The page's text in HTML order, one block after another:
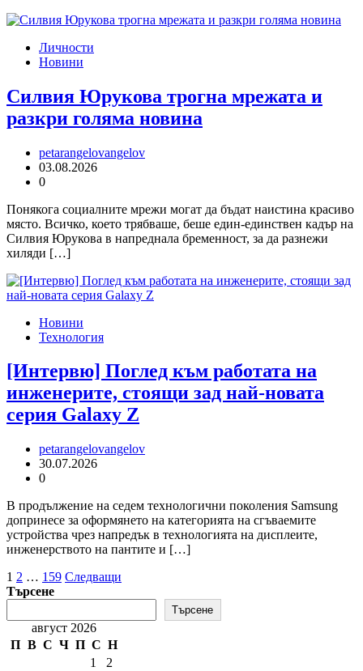
Личности
Новини
Силвия Юрукова трогна мрежата и
разкри голяма новина
petarangelovangelov
03.08.2026
0
Понякога социалните мрежи могат да бъдат наистина красиво
място. Всичко, което трябваше, беше един-единствен кадър на
Силвия Юрукова в напреднала бременност, за да разнежи
хиляди […]
Новини
Технология
[Интервю] Поглед към работата на
инженерите, стоящи зад най-новата
серия Galaxy Z
petarangelovangelov
30.07.2026
0
В продължение на седем технологични поколения Samsung
допринесе за оформянето на категорията на сгъваемите
устройства чрез напредък в технологията на дисплеите,
инженерството на пантите и […]
Разделяне
на
публикациите
на
1 2 … 159 Следващи
Търсене
Търсене
август 2026
П В С Ч П С Н
1
2